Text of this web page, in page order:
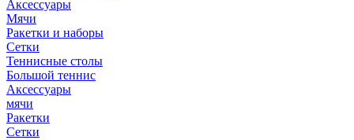
Аксессуары
Мячи
Ракетки и наборы
Сетки
Теннисные столы
Большой теннис
Аксессуары
мячи
Ракетки
Сетки